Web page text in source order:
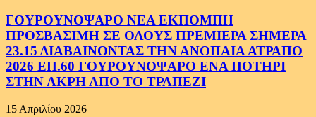
ΓΟΥΡΟΥΝΟΨΑΡΟ ΝΕΑ ΕΚΠΟΜΠΗ
ΠΡΟΣΒΑΣΙΜΗ ΣΕ ΟΛΟΥΣ ΠΡΕΜΙΕΡΑ ΣΗΜΕΡΑ
23.15 ΔΙΑΒΑΙΝΟΝΤΑΣ ΤΗΝ ΑΝΟΠΑΙΑ ΑΤΡΑΠΟ
2026 ΕΠ.60 ΓΟΥΡΟΥΝΟΨΑΡΟ ΕΝΑ ΠΟΤΗΡΙ
ΣΤΗΝ ΑΚΡΗ ΑΠΟ ΤΟ ΤΡΑΠΕΖΙ
15 Απριλίου 2026